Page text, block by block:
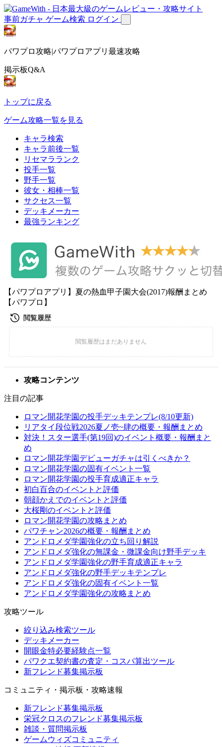
事前ガチャ ゲーム検索 ログイン
パワプロ攻略|パワプロアプリ最速攻略
掲示板Q&A
トップに戻る
ゲーム攻略一覧を見る
キャラ検索
キャラ前後一覧
リセマラランク
投手一覧
野手一覧
彼女・相棒一覧
サクセス一覧
デッキメーカー
最強ランキング
【パワプロアプリ】夏の熱血甲子園大会(2017)報酬まとめ
【パワプロ】
攻略コンテンツ
注目の記事
ロマン開花学園の投手デッキテンプレ(8/10更新)
リアタイ段位戦2026夏ノ壱~肆の概要・報酬まとめ
対決！スター選手(第19回)のイベント概要・報酬まと
め
ロマン開花学園デビューガチャは引くべきか？
ロマン開花学園の固有イベント一覧
ロマン開花学園の投手育成適正キャラ
初白百合のイベントと評価
朝顔かえでのイベントと評価
大桜剛のイベントと評価
ロマン開花学園の攻略まとめ
パワチャン2026の概要・報酬まとめ
アンドロメダ学園強化の立ち回り解説
アンドロメダ強化の無課金・微課金向け野手デッキ
アンドロメダ学園強化の野手育成適正キャラ
アンドロメダ強化の野手デッキテンプレ
アンドロメダ強化の固有イベント一覧
アンドロメダ学園強化の攻略まとめ
攻略ツール
絞り込み検索ツール
デッキメーカー
開眼金特必要経験点一覧
パワクエ契約書の査定・コスパ算出ツール
新フレンド募集掲示板
コミュニティ・掲示板・攻略速報
新フレンド募集掲示板
栄冠クロスのフレンド募集掲示板
雑談・質問掲示板
ゲームウィズコミュニティ